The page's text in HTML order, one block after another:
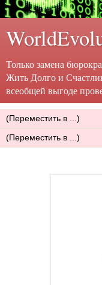
Только замена
Жить Долго и
всеобщей выгоде